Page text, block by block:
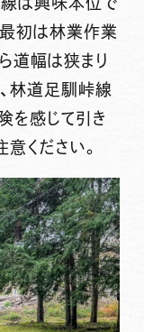
初は林業作業
道幅は狭まり
林道足馴峠線
を感じて引き
ください。